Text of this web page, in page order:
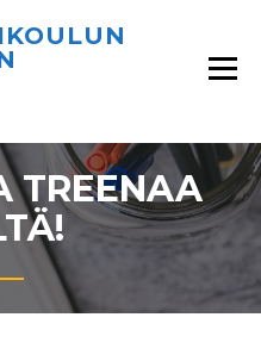
TREENAA